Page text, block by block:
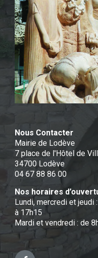
Nous Contacter
Mairie de Lodève
7 place de l'Hôtel de
34700 Lodève
04 67 88 86 00
Nos horaires
Lundi, mercredi et
à 17h15
Mardi et vendredi : de